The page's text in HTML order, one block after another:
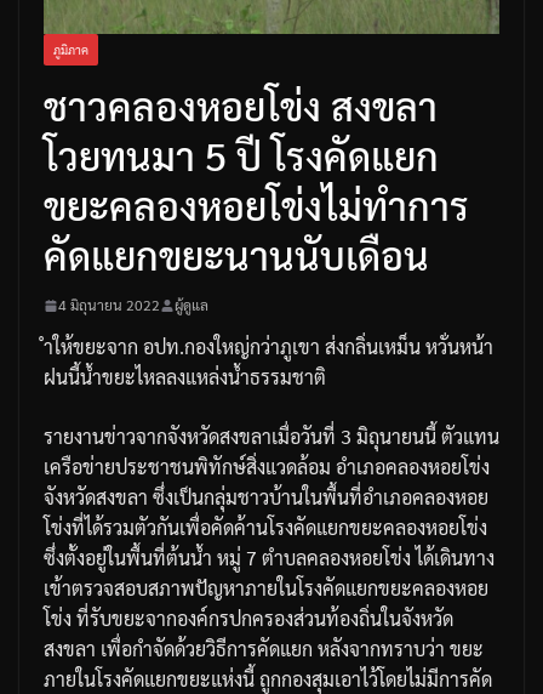
ภูมิภาค
ชาวคลองหอยโข่ง สงขลา
โวยทนมา 5 ปี โรงคัดแยก
ขยะคลองหอยโข่งไม่ทำการ
คัดแยกขยะนานนับเดือน
4 มิถุนายน 2022 ผู้ดูแล
ำให้ขยะจาก อปท.กองใหญ่กว่าภูเขา ส่งกลิ่นเหม็นหวั่นหน้า
ฝนนี้น้ำขยะไหลลงแหล่งน้ำธรรมชาติ
รายงานข่าวจากจังหวัดสงขลาเมื่อวันที่ 3 มิถุนายนนี้ตัวแทน
เครือข่ายประชาชนพิทักษ์สิ่งแวดล้อม อำเภอคลองหอยโข่ง
จังหวัดสงขลา ซึ่งเป็นกลุ่มชาวบ้านในพื้นที่อำเภอคลองหอย
โข่งที่ได้รวมตัวกันเพื่อคัดค้านโรงคัดแยกขยะคลองหอยโข่ง
ซึ่งตั้งอยู่ในพื้นที่ต้นน้ำ หมู่ 7 ตำบลคลองหอยโข่ง ได้เดินทาง
เข้าตรวจสอบสภาพปัญหาภายในโรงคัดแยกขยะคลองหอย
โข่ง ที่รับขยะจากองค์กรปกครองส่วนท้องถิ่นในจังหวัด
สงขลา เพื่อกำจัดด้วยวิธีการคัดแยก หลังจากทราบว่า ขยะ
ภายในโรงคัดแยกขยะแห่งนี้ถูกกองสุมเอาไว้โดยไม่มีการคัด